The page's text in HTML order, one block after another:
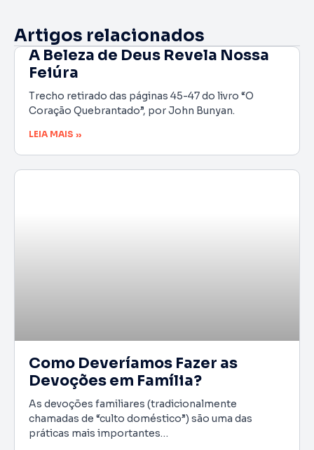
Artigos relacionados
A Beleza de Deus Revela Nossa
Feiúra
Trecho retirado das páginas 45-47 do livro “O
Coração Quebrantado”, por John Bunyan.
LEIA MAIS »
Como Deveríamos Fazer as
Devoções em Família?
As devoções familiares (tradicionalmente
chamadas de “culto doméstico”) são uma das
práticas mais importantes…